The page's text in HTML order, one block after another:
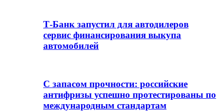
Т-Банк запустил для автодилеров
сервис финансирования выкупа
автомобилей
С запасом прочности: российские
антифризы успешно протестированы по
международным стандартам